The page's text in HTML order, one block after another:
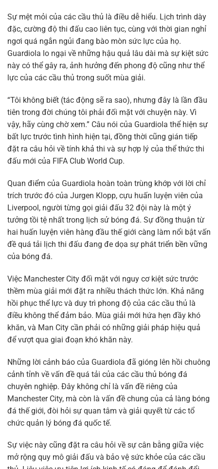
Sự mệt mỏi của các cầu thủ là điều dễ hiểu. Lịch trình dày
đặc, cường độ thi đấu cao liên tục, cùng với thời gian nghỉ
ngơi quá ngắn ngủi đang bào mòn sức lực của họ.
Guardiola lo ngại về những hậu quả lâu dài mà sự kiệt sức
này có thể gây ra, ảnh hưởng đến phong độ cũng như thể
lực của các cầu thủ trong suốt mùa giải.
“Tôi không biết (tác động sẽ ra sao), nhưng đây là lần đầu
tiên trong đời chúng tôi phải đối mặt với chuyện này. Vì
vậy, hãy cùng chờ xem.” Câu nói của Guardiola thể hiện sự
bất lực trước tình hình hiện tại, đồng thời cũng gián tiếp
đặt ra câu hỏi về tính khả thi và sự hợp lý của thể thức thi
đấu mới của FIFA Club World Cup.
Quan điểm của Guardiola hoàn toàn trùng khớp với lời chỉ
trích trước đó của Jurgen Klopp, cựu huấn luyện viên của
Liverpool, người từng gọi giải đấu 32 đội này là một ý
tưởng tồi tệ nhất trong lịch sử bóng đá. Sự đồng thuận từ
hai huấn luyện viên hàng đầu thế giới càng làm nổi bật vấn
đề quá tải lịch thi đấu đang đe dọa sự phát triển bền vững
của bóng đá.
Việc Manchester City đối mặt với nguy cơ kiệt sức trước
thềm mùa giải mới đặt ra nhiều thách thức lớn. Khả năng
hồi phục thể lực và duy trì phong độ của các cầu thủ là
điều không thể đảm bảo. Mùa giải mới hứa hẹn đầy khó
khăn, và Man City cần phải có những giải pháp hiệu quả
để vượt qua giai đoạn khó khăn này.
Những lời cảnh báo của Guardiola đã gióng lên hồi chuông
cảnh tỉnh về vấn đề quá tải của các cầu thủ bóng đá
chuyên nghiệp. Đây không chỉ là vấn đề riêng của
Manchester City, mà còn là vấn đề chung của cả làng bóng
đá thế giới, đòi hỏi sự quan tâm và giải quyết từ các tổ
chức quản lý bóng đá quốc tế.
Sự việc này cũng đặt ra câu hỏi về sự cân bằng giữa việc
mở rộng quy mô giải đấu và bảo vệ sức khỏe của các cầu